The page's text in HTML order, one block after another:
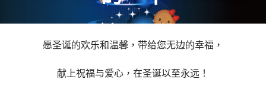
愿圣诞的欢乐和温馨，带给您无边的幸福，
献上祝福与爱心，在圣诞以至永远！